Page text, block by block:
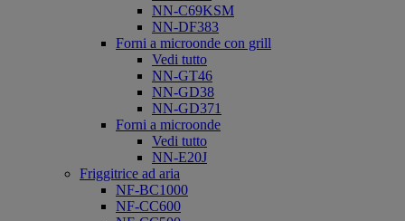
NN-C69KSM
NN-DF383
Forni a microonde con grill
Vedi tutto
NN-GT46
NN-GD38
NN-GD371
Forni a microonde
Vedi tutto
NN-E20J
Friggitrice ad aria
NF-BC1000
NF-CC600